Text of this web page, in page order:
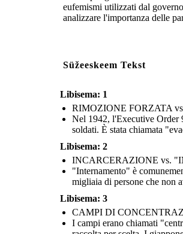
pixabay.com/en/closing-barbed-wire-iron-metal-1373306/) - gisoft - License: Free for Commercial
GIAPPONESE AMERICANO vs.
"GIAPPONESE"
(n.) Una parola o un'espressione mite o indiretta che
sostituisce una parola considerata troppo dura o brusca
quando si riferisce a qualcosa di spiacevole o imbarazzante.
usato, vecchio e
danneggiato!
eufemismi utilizzati dal
analizzare l'importanza delle
Süžeeskeem Tekst
Libisema: 1
RIMOZIONE FORZATA
Nel 1942, l'Executive Order
soldati. È stata chiamata
Libisema: 2
INCARCERAZIONE vs.
"Internamento" è
migliaia di persone che non
Libisema: 3
CAMPI DI
I campi erano chiamati